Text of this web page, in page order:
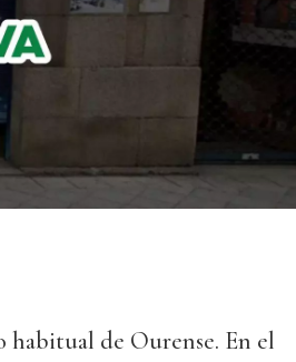
habitual de Ourense. En el